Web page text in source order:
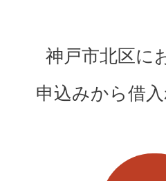
神戸市北区に
申込みから借